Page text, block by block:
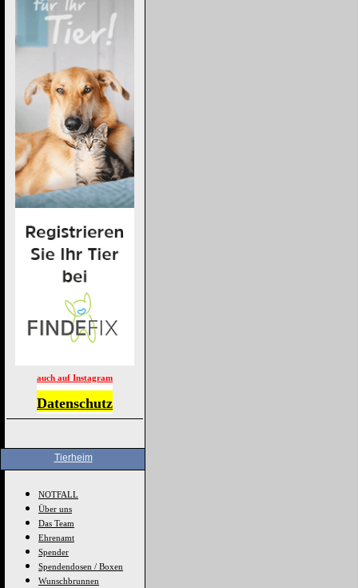
auch auf Instagram
Datenschutz
Tierheim
NOTFALL
Über uns
Das Team
Ehrenamt
Spender
Spendendosen / Boxen
Wunschbrunnen